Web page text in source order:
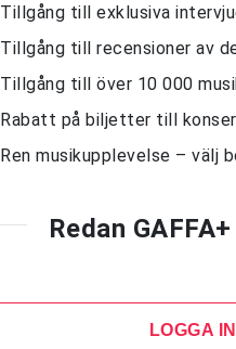
Tillgång till exklusiva
Tillgång till recensioner av
Tillgång till över 10 000
Rabatt på biljetter till
Ren musikupplevelse – välj
Redan
LOGGA IN